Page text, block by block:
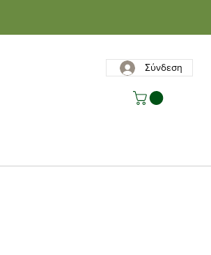
Σύνδεση